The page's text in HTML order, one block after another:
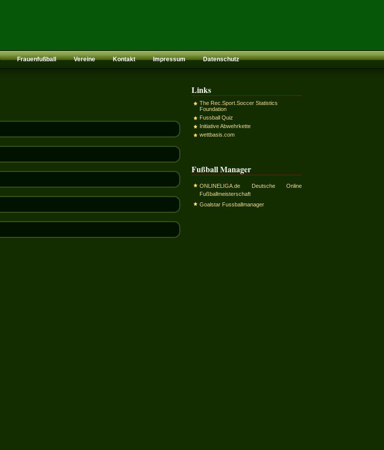
Frauenfußball Vereine Kontakt Impressum Datenschutz
Links
The Rec.Sport.Soccer Statistics
Foundation
Fussball Quiz
Initiative Abwehrkette
wettbasis.com
Fußball Manager
ONLINELIGA.de Deutsche Online
Fußballmeisterschaft
Goalstar Fussballmanager